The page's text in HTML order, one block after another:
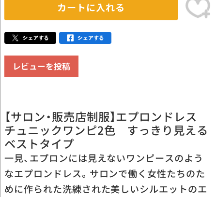
カートに入れる
レビューを投稿
【サロン・販売店制服】エプロンドレス
チュニックワンピ2色 すっきり見える
ベストタイプ
一見、エプロンには見えないワンピースのよう
なエプロンドレス。サロンで働く女性たちのた
めに作られた洗練された美しいシルエットのエ